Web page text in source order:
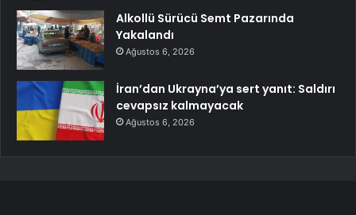
Alkollü Sürücü Semt Pazarında
Yakalandı
Ağustos 6, 2026
İran’dan Ukrayna’ya sert yanıt: Saldırı
cevapsız kalmayacak
Ağustos 6, 2026